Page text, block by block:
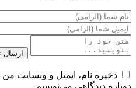
ارسال
ذخیره نام، ایمیل و وبسایت